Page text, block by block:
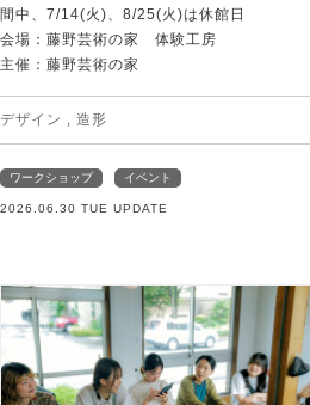
間中、7/14(火)、8/25(火)は休館日
会場：藤野芸術の家 体験工房
主催：藤野芸術の家
デザイン , 造形
ワークショップ イベント
2026.06.30 TUE UPDATE